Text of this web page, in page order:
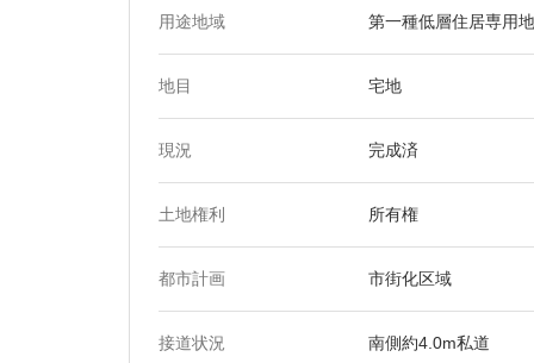
用途地域 第一種低層住居専用
地目 宅地
現況 完成済
土地権利 所有権
都市計画 市街化区域
接道状況 南側約4.0m私道